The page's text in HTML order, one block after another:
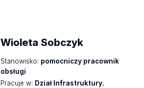
Wioleta Sobczyk
Stanowisko: pomocniczy pracownik
obsługi
Pracuje w: Dział Infrastruktury,